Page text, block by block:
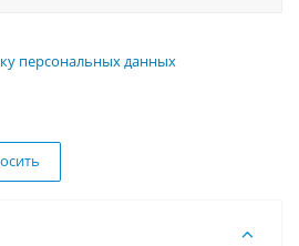
персональных данных